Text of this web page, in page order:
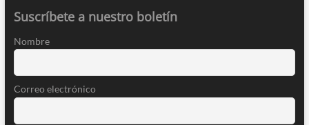
Suscríbete a nuestro boletín
Nombre
Correo electrónico